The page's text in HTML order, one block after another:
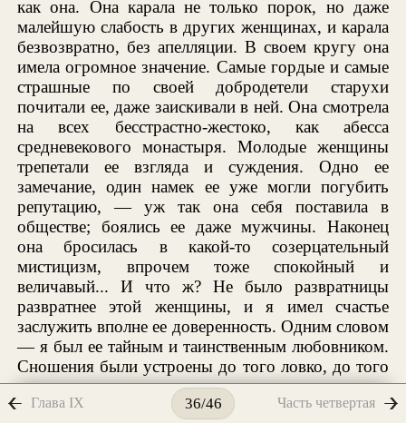
как она. Она карала не только порок, но даже
малейшую слабость в других женщинах, и карала
безвозвратно, без апелляции. В своем кругу она
имела огромное значение. Самые гордые и самые
страшные по своей добродетели старухи
почитали ее, даже заискивали в ней. Она смотрела
на всех бесстрастно-жестоко, как абесса
средневекового монастыря. Молодые женщины
трепетали ее взгляда и суждения. Одно ее
замечание, один намек ее уже могли погубить
репутацию, — уж так она себя поставила в
обществе; боялись ее даже мужчины. Наконец
она бросилась в какой-то созерцательный
мистицизм, впрочем тоже спокойный и
величавый... И что ж? Не было развратницы
развратнее этой женщины, и я имел счастье
заслужить вполне ее доверенность. Одним словом
— я был ее тайным и таинственным любовником.
Сношения были устроены до того ловко, до того
мастерски, что даже никто из ее домашних не мог
иметь ни малейшего подозрения; только одна ее
Глава IX 36/46 Часть четвертая